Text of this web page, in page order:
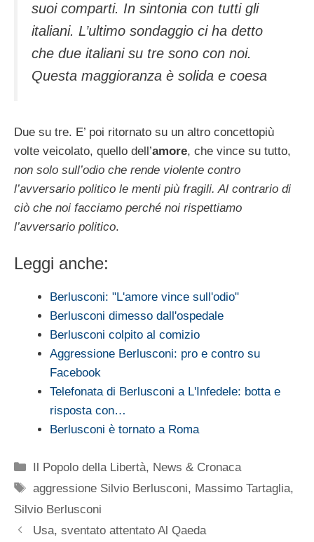
suoi comparti. In sintonia con tutti gli
italiani. L’ultimo sondaggio ci ha detto
che due italiani su tre sono con noi.
Questa maggioranza è solida e coesa
Due su tre. E’ poi ritornato su un altro concettopiù
volte veicolato, quello dell’amore, che vince su tutto,
non solo sull’odio che rende violente contro
l’avversario politico le menti più fragili. Al contrario di
ciò che noi facciamo perché noi rispettiamo
l’avversario politico.
Leggi anche:
Berlusconi: "L'amore vince sull'odio"
Berlusconi dimesso dall'ospedale
Berlusconi colpito al comizio
Aggressione Berlusconi: pro e contro su
Facebook
Telefonata di Berlusconi a L'Infedele: botta e
risposta con…
Berlusconi è tornato a Roma
Categorie
Il Popolo della Libertà, News & Cronaca
Tag
aggressione Silvio Berlusconi, Massimo Tartaglia,
Silvio Berlusconi
Usa, sventato attentato Al Qaeda